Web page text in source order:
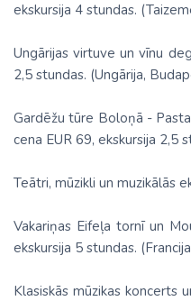
ekskursija 4 stundas.
Ungārijas virtuve un vīnu
2,5 stundas. (Ungārija,
Gardēžu tūre Boloņā -
cena EUR 69, ekskursija 2,5
Teātri, mūzikli un muzikālās
Vakariņas Eifeļa tornī un
ekskursija 5 stundas.
Klasiskās mūzikas koncerts